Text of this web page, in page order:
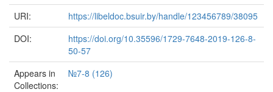
URI:
https://libeldoc.bsuir.by/handle/123456789/38095
DOI:
https://doi.org/10.35596/1729-7648-2019-126-8-
50-57
Appears in
Collections:
№7-8 (126)